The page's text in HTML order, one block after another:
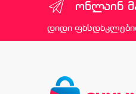
ონლაინ
დიდი